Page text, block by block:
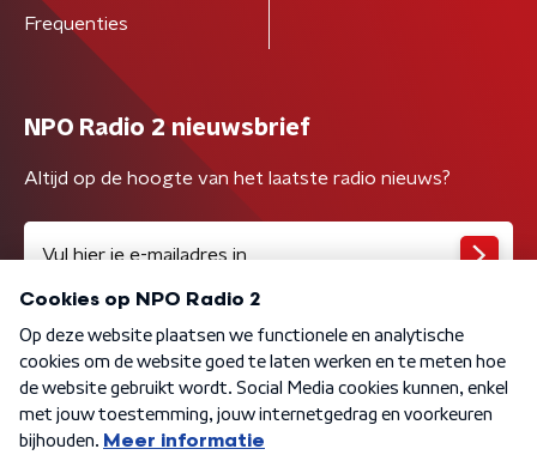
Frequenties
NPO Radio 2 nieuwsbrief
Altijd op de hoogte van het laatste radio nieuws?
Algemene voorwaarden